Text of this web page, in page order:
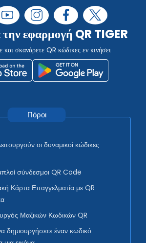
εφαρμογή QR TIGER
και σκανάρετε QR κώδικες εν κινήσει
Πόροι
οι δυναμικοί κώδικες
σύνδεσμοι QR Code
Κάρτα Επαγγελματία με QR
Μαζικών Κωδικών QR
δημιουργήσετε έναν κωδικό